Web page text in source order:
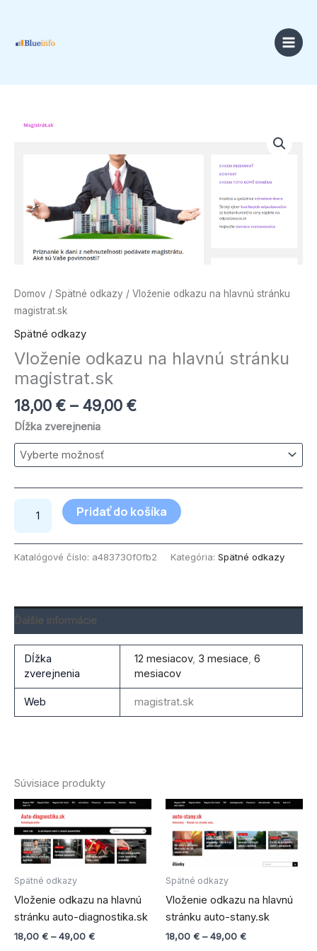
obsah
Domov / Spätné odkazy / Vloženie odkazu na hlavnú stránku
magistrat.sk
Spätné odkazy
Vloženie odkazu na hlavnú stránku
magistrat.sk
18,00 € – 49,00 €
through
49,00 €
Dĺžka zverejnenia
množstvo
hlavnú
stránku
Pridať do košíka
Katalógové číslo: a483730f0fb2 Kategória: Spätné odkazy
Ďalšie informácie
Dĺžka
zverejnenia
12 mesiacov, 3 mesiace 6
mesiacov
Web magistrat.sk
Súvisiace produkty
Spätné odkazy
Vloženie odkazu na hlavnú
stránku auto-diagnostika.sk
18,00 € – 49,00 €
Price
18,00 €
through
49,00 €
Tento
produkt
má
viacero
variantov.
vybrať
Spätné odkazy
Vloženie odkazu na hlavnú
stránku auto-stany.sk
18,00 € – 49,00 €
Price
through
49,00 €
Tento
má